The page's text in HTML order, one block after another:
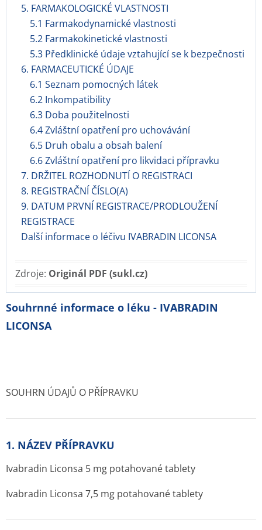
5. FARMAKOLOGICKÉ VLASTNOSTI
5.1 Farmakodynamické vlastnosti
5.2 Farmakokinetické vlastnosti
5.3 Předklinické údaje vztahující se k bezpečnosti
6. FARMACEUTICKÉ ÚDAJE
6.1 Seznam pomocných látek
6.2 Inkompatibility
6.3 Doba použitelnosti
6.4 Zvláštní opatření pro uchovávání
6.5 Druh obalu a obsah balení
6.6 Zvláštní opatření pro likvidaci přípravku
7. DRŽITEL ROZHODNUTÍ O REGISTRACI
8. REGISTRAČNÍ ČÍSLO(A)
9. DATUM PRVNÍ REGISTRACE/PRODLOUŽENÍ
REGISTRACE
Další informace o léčivu IVABRADIN LICONSA
Zdroje: Originál PDF (sukl.cz)
Souhrnné informace o léku - IVABRADIN
LICONSA
SOUHRN ÚDAJŮ O PŘÍPRAVKU
1. NÁZEV PŘÍPRAVKU
Ivabradin Liconsa 5 mg potahované tablety
Ivabradin Liconsa 7,5 mg potahované tablety